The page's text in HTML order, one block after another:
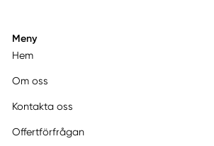
Meny
Hem
Om oss
Kontakta oss
Offertförfrågan